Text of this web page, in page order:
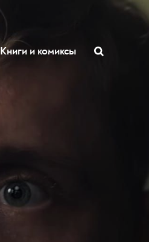
Книги и комиксы